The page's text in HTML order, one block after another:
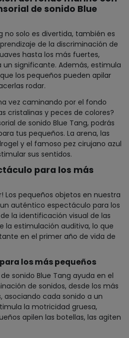
de sonido Blue
no solo es divertida, también es
de la discriminación de
hasta los más fuertes,
significante. Además, estimula
los pequeños pueden apilar
rodar.
vez caminando por el fondo
cristalinas y peces de colores?
de sonido Blue Tang, podrás
tus pequeños. La arena, las
y el famoso pez cirujano azul
sus sentidos.
para los más
Los pequeños objetos en nuestra
un auténtico espectáculo para los
la identificación visual de las
la estimulación auditiva, lo que
en el primer año de vida de
los más pequeños
sonido Blue Tang ayuda en el
de sonidos, desde los más
asociando cada sonido a un
la motricidad gruesa,
apilen las botellas, las agiten